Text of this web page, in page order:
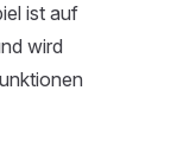
ist auf
wird